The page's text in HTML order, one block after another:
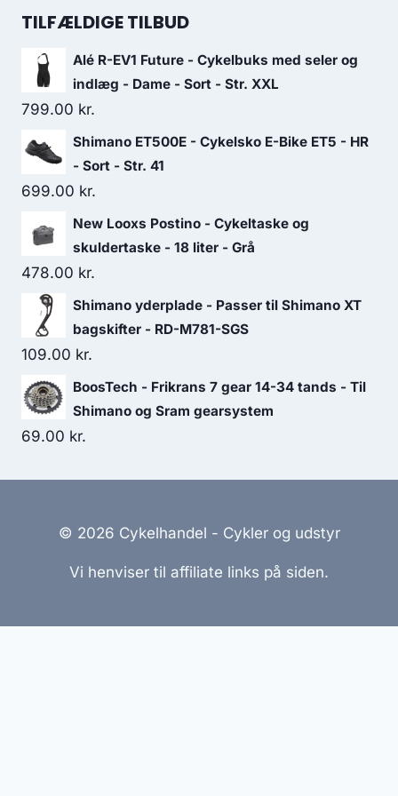
was:
is:
TILFÆLDIGE TILBUD
Alé R-EV1 Future - Cykelbuks med seler og
indlæg - Dame - Sort - Str. XXL
799.00 kr.
Shimano ET500E - Cykelsko E-Bike ET5 - HR
- Sort - Str. 41
699.00 kr.
New Looxs Postino - Cykeltaske og
skuldertaske - 18 liter - Grå
478.00 kr.
Shimano yderplade - Passer til Shimano XT
bagskifter - RD-M781-SGS
109.00 kr.
BoosTech - Frikrans 7 gear 14-34 tands - Til
Shimano og Sram gearsystem
69.00 kr.
© 2026 Cykelhandel - Cykler og udstyr
Vi henviser til affiliate links på siden.